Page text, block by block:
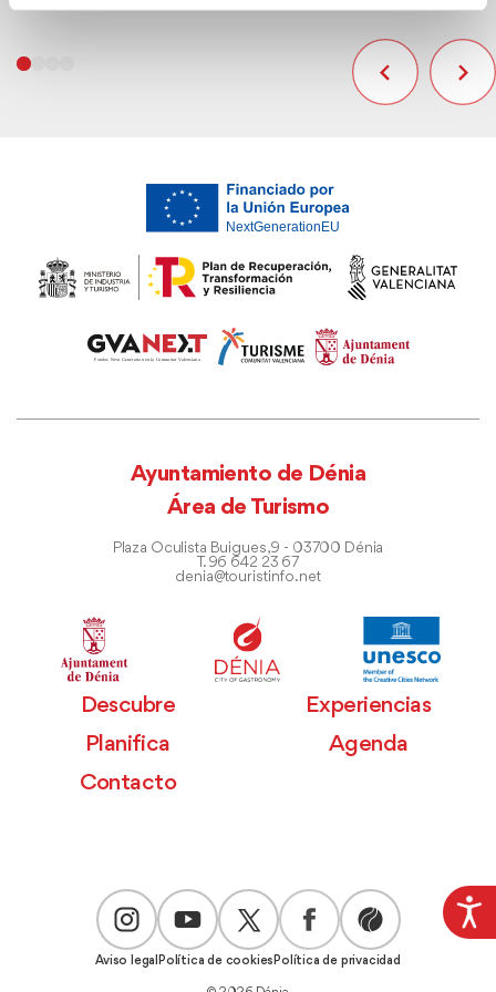
Ayuntamiento de Dénia
Área de Turismo
Plaza Oculista Buigues, 9 - 03700 Dénia
T. 96 642 23 67
denia@touristinfo.net
Descubre
Experiencias
Planifica
Agenda
Contacto
Aviso legal Política de cookies Política de privacidad